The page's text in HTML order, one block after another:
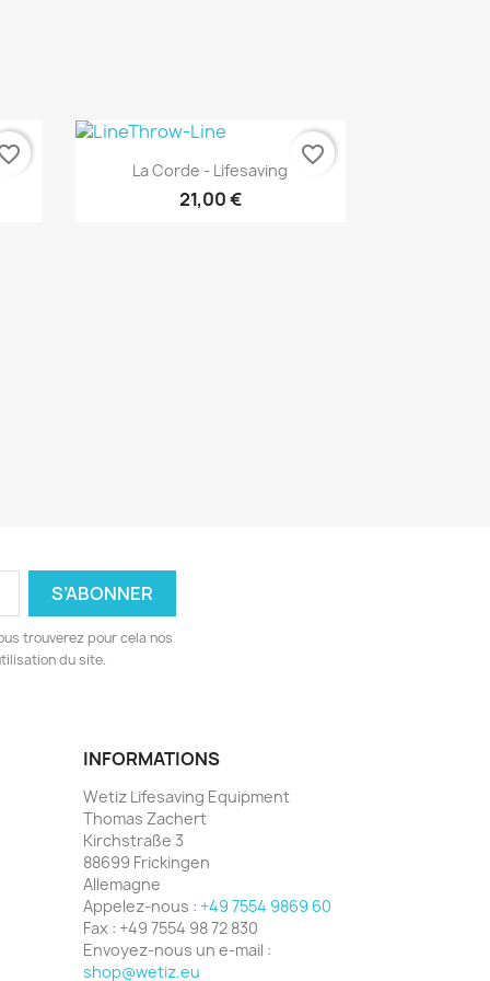
Aperçu rapide
La Corde - Lifesaving
21,00 €
favorite_border
trouverez pour cela nos
du site.
INFORMATIONS
Wetiz Lifesaving Equipment
Thomas Zachert
Kirchstraße 3
88699 Frickingen
Allemagne
Appelez-nous : +49 7554 9869 60
Fax : +49 7554 98 72 830
Envoyez-nous un e-mail :
shop@wetiz.eu